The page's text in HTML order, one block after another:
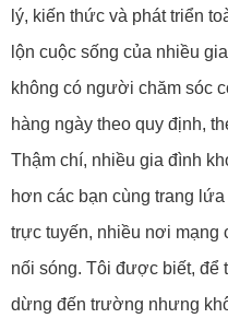
lý, kiến thức và phát triển
lộn cuộc sống của nhiều
không có người chăm sóc
hàng ngày theo quy định,
Thậm chí, nhiều gia đình
hơn các bạn cùng trang
trực tuyến, nhiều nơi mạng
nối sóng. Tôi được biết, để
dừng đến trường nhưng